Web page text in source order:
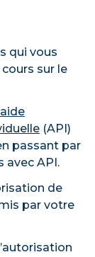
qui vous
sur le
aide
(API)
passant par
avec API.
de
par votre